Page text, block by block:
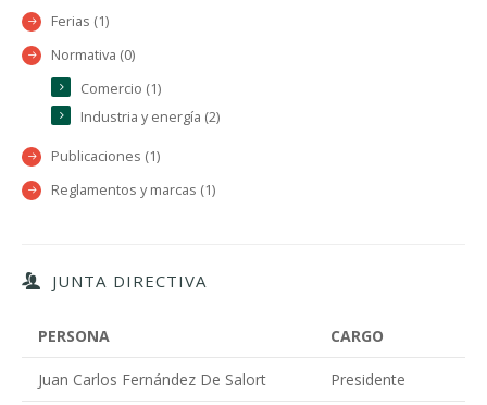
Ferias (1)
Normativa (0)
Comercio (1)
Industria y energía (2)
Publicaciones (1)
Reglamentos y marcas (1)
JUNTA DIRECTIVA
PERSONA CARGO
Juan Carlos Fernández De Salort Presidente